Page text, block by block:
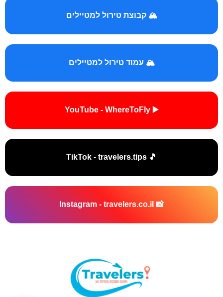
🏔️ קבוצת טירול למטיילים
🏔️ עמוד טירול למטיילים
▶️ YouTube - WhereToFly
🎵 TikTok - travelers.tips
📸 Instagram - travelers.co.il